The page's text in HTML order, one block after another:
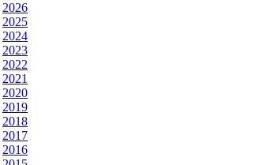
2026
2025
2024
2023
2022
2021
2020
2019
2018
2017
2016